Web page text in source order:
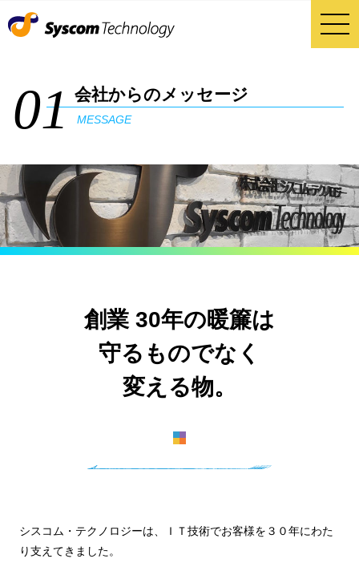
01 会社からのメッセージ
MESSAGE
創業 30年の暖簾は
守るものでなく
変える物。
シスコム・テクノロジーは、ＩＴ技術でお客様を３０年にわた
り支えてきました。